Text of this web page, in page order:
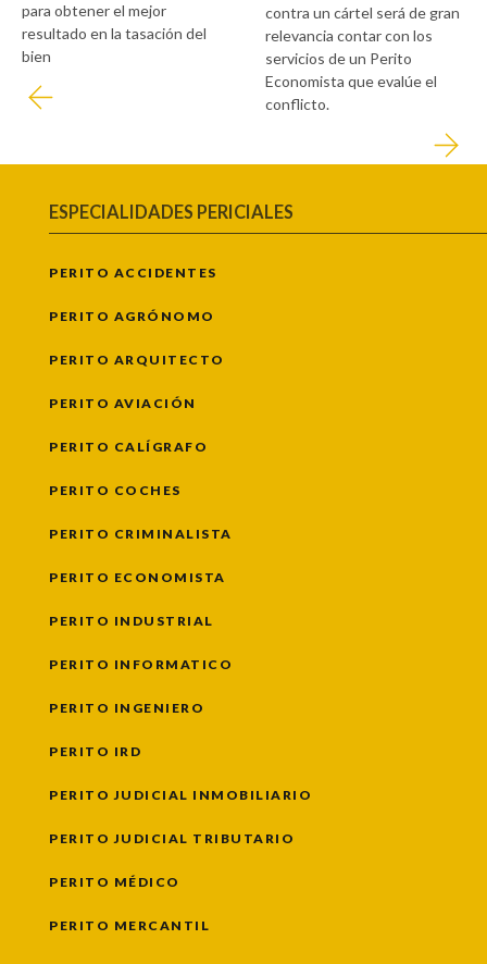
para obtener el mejor
resultado en la tasación del
bien
contra un cártel será de gran
relevancia contar con los
servicios de un Perito
Economista que evalúe el
conflicto.
ESPECIALIDADES PERICIALES
PERITO ACCIDENTES
PERITO AGRÓNOMO
PERITO ARQUITECTO
PERITO AVIACIÓN
PERITO CALÍGRAFO
PERITO COCHES
PERITO CRIMINALISTA
PERITO ECONOMISTA
PERITO INDUSTRIAL
PERITO INFORMATICO
PERITO INGENIERO
PERITO IRD
PERITO JUDICIAL INMOBILIARIO
PERITO JUDICIAL TRIBUTARIO
PERITO MÉDICO
PERITO MERCANTIL